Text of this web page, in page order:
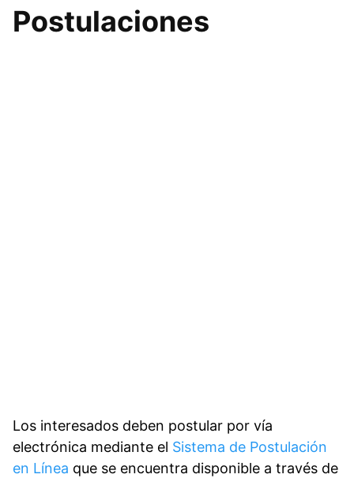
Postulaciones
Los interesados deben postular por vía
electrónica mediante el Sistema de Postulación
en Línea que se encuentra disponible a través de